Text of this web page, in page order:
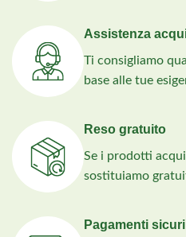
Assistenza
Ti consigliamo
base alle tue
Reso gratuito
Se i prodotti
sostituiamo
Pagamenti sicuri